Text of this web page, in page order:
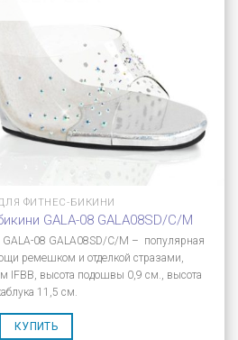
ФИТНЕС-БИКИНИ
GALA-08 GALA08SD/C/M
08 GALA08SD/C/M – популярная
ремешком и отделкой стразами,
IFBB, высота подошвы 0,9 см., высота
11,5 см.
КУПИТЬ